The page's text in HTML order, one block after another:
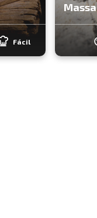
Fácil